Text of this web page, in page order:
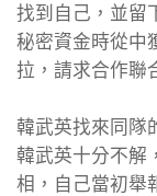
找到自己，並留
秘密資金時從中
拉，請求合作聯
韓武英找來同隊
韓武英十分不解
相，自己當初舉